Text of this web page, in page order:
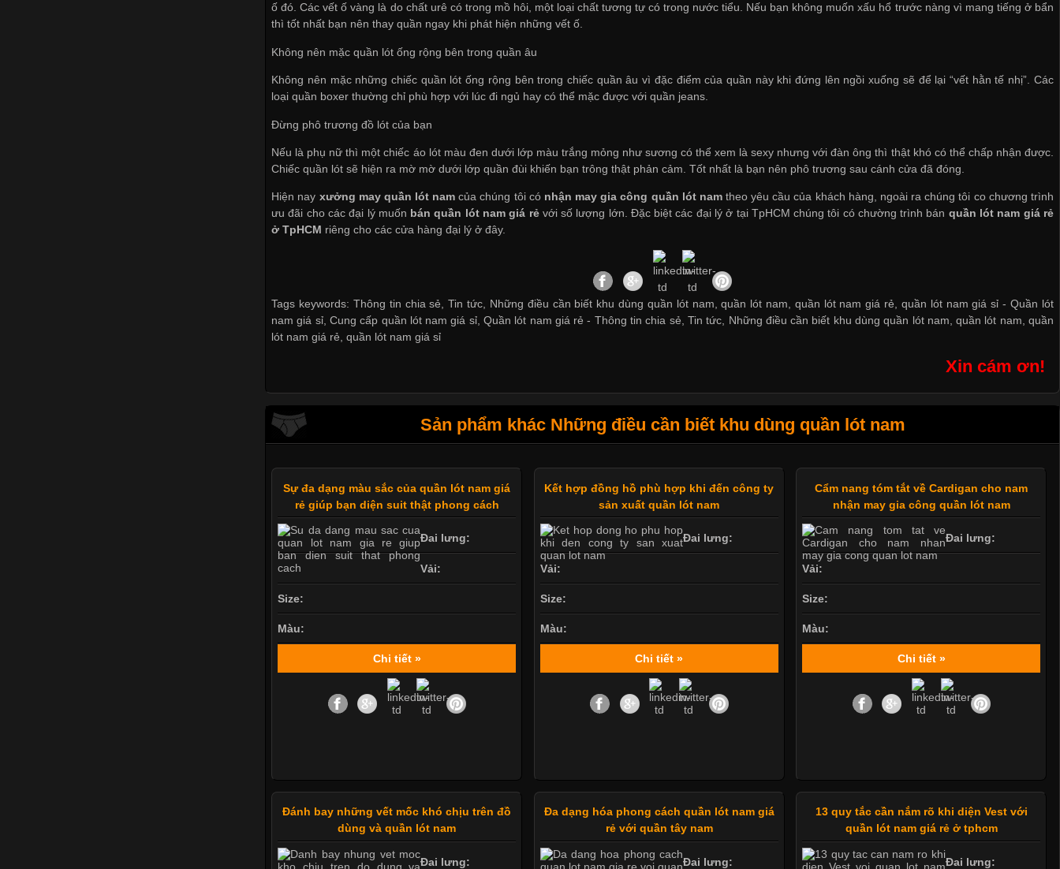
ố đó. Các vết ố vàng là do chất urê có trong mồ hôi, một loại chất tương tự có trong nước tiểu. Nếu bạn không muốn xấu hổ trước nàng vì mang tiếng ở bẩn
thì tốt nhất bạn nên thay quần ngay khi phát hiện những vết ố.
Không nên mặc quần lót ống rộng bên trong quần âu
Không nên mặc những chiếc quần lót ống rộng bên trong chiếc quần âu vì đặc điểm của quần này khi đứng lên ngồi xuống sẽ để lại “vết hằn tế nhị”. Các
loại quần boxer thường chỉ phù hợp với lúc đi ngủ hay có thể mặc được với quần jeans.
Đừng phô trương đồ lót của bạn
Nếu là phụ nữ thì một chiếc áo lót màu đen dưới lớp màu trắng mỏng như sương có thể xem là sexy nhưng với đàn ông thì thật khó có thể chấp nhận được.
Chiếc quần lót sẽ hiện ra mờ mờ dưới lớp quần đùi khiến bạn trông thật phản cảm. Tốt nhất là bạn nên phô trương sau cánh cửa đã đóng.
Hiện nay xưởng may quần lót nam của chúng tôi có nhận may gia công quần lót namtheo yêu cầu của khách hàng, ngoài ra chúng tôi co chương trình
ưu đãi cho các đại lý muốn bán quần lót nam giá rẻvới số lượng lớn. Đặc biệt các đại lý ở tại TpHCM chúng tôi có chường trình bán quần lót nam giá rẻ
ở TpHCM riêng cho các cửa hàng đại lý ở đây.
Tags keywords: Thông tin chia sẻ, Tin tức, Những điều cần biết khu dùng quần lót nam, quần lót nam, quần lót nam giá rẻ, quần lót nam giá sỉ - Quần lót
nam giá sỉ,Cung cấp quần lót nam giá sỉ,Quần lót nam giá rẻ - Thông tin chia sẻ Tin tức Những điều cần biết khu dùng quần lót nam ,quần lót nam quần
lót nam giá rẻ ,quần lót nam giá sỉ
Xin cám ơn!
Sản phẩm khác Những điều cần biết khu dùng quần lót nam
Sự đa dạng màu sắc của quần lót nam giá
rẻ giúp bạn diện suit thật phong cách
Đai lưng:
Vải:
Size:
Màu:
Chi tiết »
Kết hợp đồng hồ phù hợp khi đến công ty
sản xuất quần lót nam
Đai lưng:
Vải:
Size:
Màu:
Chi tiết »
Cẩm nang tóm tắt về Cardigan cho nam
nhận may gia công quần lót nam
Đai lưng:
Vải:
Size:
Màu:
Chi tiết »
Đánh bay những vết mốc khó chịu trên đồ
dùng và quần lót nam
Đai lưng:
Đa dạng hóa phong cách quần lót nam giá
rẻ với quần tây nam
Đai lưng:
13 quy tắc cần nắm rõ khi diện Vest với
quần lót nam giá rẻ ở tphcm
Đai lưng: